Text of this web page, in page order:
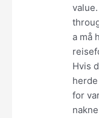
a må
Hvis
for